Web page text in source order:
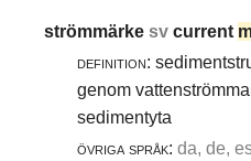
strömmärkesvcurrent
definition:
genom
sedimentyta
övriga språk: da, de,